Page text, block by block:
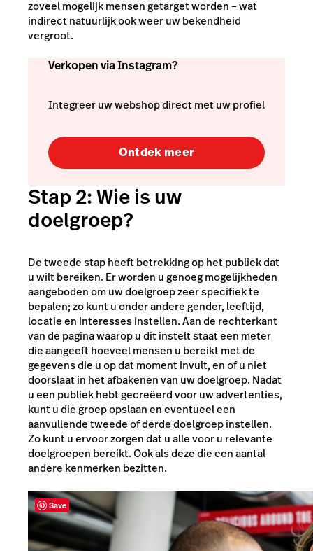
zoveel mogelijk mensen getarget worden – wat
indirect natuurlijk ook weer uw bekendheid
vergroot.
Verkopen via Instagram?
Integreer uw webshop direct met uw profiel
Ontdek meer
Stap 2: Wie is uw
doelgroep?
De tweede stap heeft betrekking op het publiek dat
u wilt bereiken. Er worden u genoeg mogelijkheden
aangeboden om uw doelgroep zeer specifiek te
bepalen; zo kunt u onder andere gender, leeftijd,
locatie en interesses instellen. Aan de rechterkant
van de pagina waarop u dit instelt staat een meter
die aangeeft hoeveel mensen u bereikt met de
gegevens die u op dat moment invult, en of u niet
doorslaat in het afbakenen van uw doelgroep. Nadat
u een publiek hebt gecreëerd voor uw advertenties,
kunt u die groep opslaan en eventueel een
aanvullende tweede of derde doelgroep instellen.
Zo kunt u ervoor zorgen dat u alle voor u relevante
doelgroepen bereikt. Ook als deze die een aantal
andere kenmerken bezitten.
Save